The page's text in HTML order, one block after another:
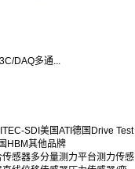
DAQ多通...
SDI 美国ATI 德国Drive Test
HBM其他品牌
传感器多分量测力平台测力传感